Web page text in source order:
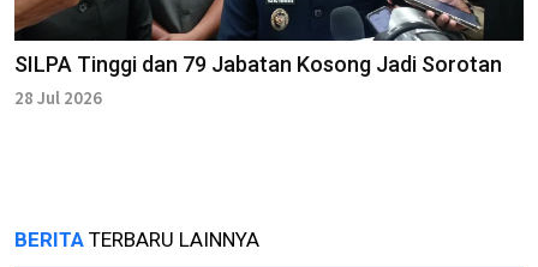
SILPA Tinggi dan 79 Jabatan Kosong Jadi Sorotan
28 Jul 2026
BERITA TERBARU LAINNYA